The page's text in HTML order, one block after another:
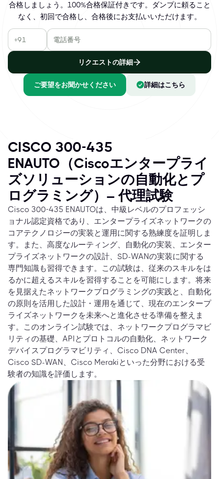
合格しましょう。100%合格保証付きです。ダンプに頼ること
なく、初回で合格し、合格後にお支払いいただけます。
リクエストの詳細
ご要望をお聞かせください 詳細はこちら
CISCO 300-435
ENAUTO（Ciscoエンタープライ
ズソリューションの自動化とプ
ログラミング）– 代理試験
Cisco 300-435 ENAUTOは、中級レベルのプロフェッシ
ョナル認定資格であり、エンタープライズネットワークの
コアテクノロジーの実装と運用に関する熟練度を証明しま
す。また、高度なルーティング、自動化の実装、エンター
プライズネットワークの設計、SD-WANの実装に関する
専門知識も習得できます。この試験は、従来のスキルをは
るかに超えるスキルを習得することを可能にします。将来
を見据えたネットワークプログラミングの実践と、自動化
の原則を活用した設計・運用を通じて、現在のエンタープ
ライズネットワークを未来へと進化させる準備を整えま
す。このオンライン試験では、ネットワークプログラマビ
リティの基礎、APIとプロトコルの自動化、ネットワーク
デバイスプログラマビリティ、Cisco DNA Center、
Cisco SD-WAN、Cisco Merakiといった分野における受
験者の知識を評価します。